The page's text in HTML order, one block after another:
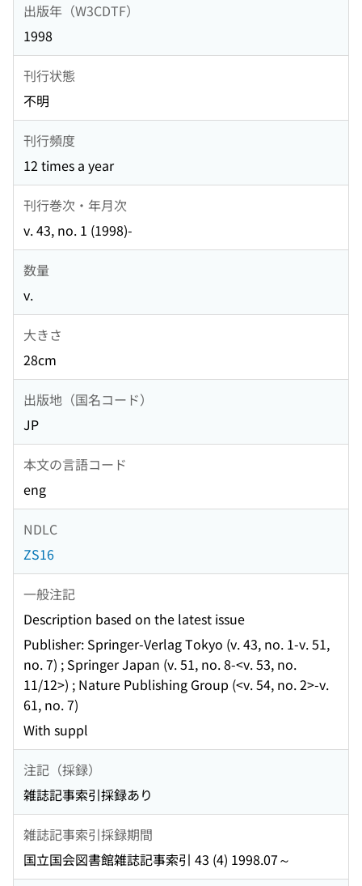
出版年（W3CDTF）
1998
刊行状態
不明
刊行頻度
12 times a year
刊行巻次・年月次
v. 43, no. 1 (1998)-
数量
v.
大きさ
28cm
出版地（国名コード）
JP
本文の言語コード
eng
NDLC
ZS16
一般注記
Description based on the latest issue
Publisher: Springer-Verlag Tokyo (v. 43, no. 1-v. 51,
no. 7) ; Springer Japan (v. 51, no. 8-<v. 53, no.
11/12>) ; Nature Publishing Group (<v. 54, no. 2>-v.
61, no. 7)
With suppl
注記（採録）
雑誌記事索引採録あり
雑誌記事索引採録期間
国立国会図書館雑誌記事索引 43 (4) 1998.07～